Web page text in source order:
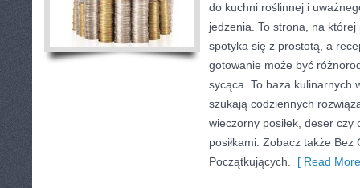
do kuchni roślinnej i
jedzenia. To strona, na
spotyka się z prostotą, a
gotowanie może być
sycąca. To baza kulinarnych
szukają codziennych
wieczorny posiłek, deser czy
posiłkami. Zobacz także Bez
Początkujących.
[ Read